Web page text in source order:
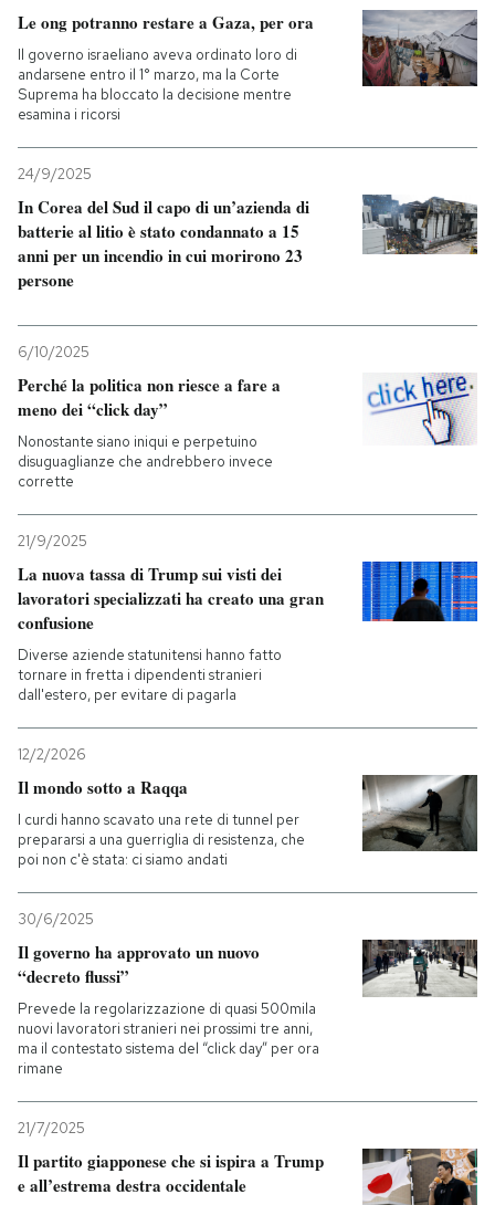
Le ong potranno restare a Gaza, per ora
Il governo israeliano aveva ordinato loro di
andarsene entro il 1° marzo, ma la Corte
Suprema ha bloccato la decisione mentre
esamina i ricorsi
24/9/2025
In Corea del Sud il capo di un’azienda di
batterie al litio è stato condannato a 15
anni per un incendio in cui morirono 23
persone
6/10/2025
Perché la politica non riesce a fare a
meno dei “click day”
Nonostante siano iniqui e perpetuino
disuguaglianze che andrebbero invece
corrette
21/9/2025
La nuova tassa di Trump sui visti dei
lavoratori specializzati ha creato una gran
confusione
Diverse aziende statunitensi hanno fatto
tornare in fretta i dipendenti stranieri
dall'estero, per evitare di pagarla
12/2/2026
Il mondo sotto a Raqqa
I curdi hanno scavato una rete di tunnel per
prepararsi a una guerriglia di resistenza, che
poi non c'è stata: ci siamo andati
30/6/2025
Il governo ha approvato un nuovo
“decreto flussi”
Prevede la regolarizzazione di quasi 500mila
nuovi lavoratori stranieri nei prossimi tre anni,
ma il contestato sistema del “click day” per ora
rimane
21/7/2025
Il partito giapponese che si ispira a Trump
e all’estrema destra occidentale